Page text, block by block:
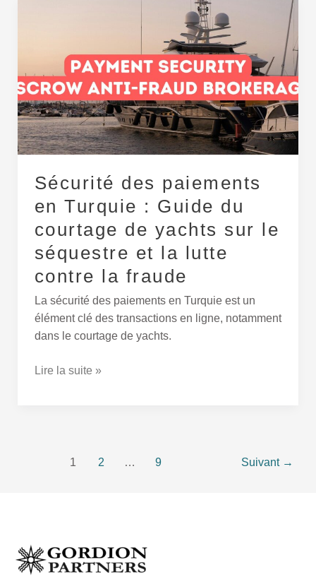
Sécurité des paiements
en Turquie : Guide du
courtage de yachts sur le
séquestre et la lutte
contre la fraude
La sécurité des paiements en Turquie est un
élément clé des transactions en ligne, notamment
dans le courtage de yachts.
Turquie :
Guide
du
courtage
de
sur
séquestre
et
la
contre
la
fraude
Lire la suite »
1 2 … 9 Suivant →